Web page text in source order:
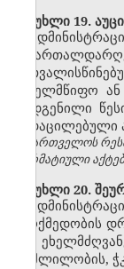
მუხლი 19.
სახელმწიფო
დადგენილი
საქართველოს
ნორმატიული
მუხლი 20.
უმოქმედობის
ან
მოშლილობის,